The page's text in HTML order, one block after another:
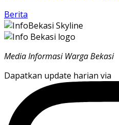
Berita
Media Informasi Warga Bekasi
Dapatkan update harian via